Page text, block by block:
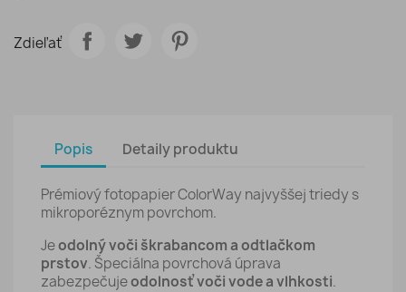
Zdieľať
Popis Detaily produktu
Prémiový fotopapier ColorWay najvyššej triedy s
mikroporéznym povrchom.
Jeodolný voči škrabancom a odtlačkom
prstov. Špeciálna povrchová úprava
zabezpečujeodolnosť voči vode a vlhkosti.